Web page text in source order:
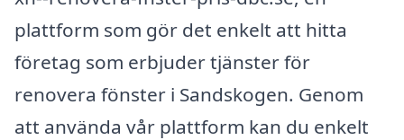
plattform som gör det enkelt att hitta
företag som erbjuder tjänster för
renovera fönster i Sandskogen. Genom
att använda vår plattform kan du enkelt